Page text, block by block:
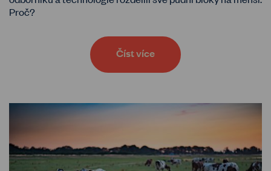
Proč?
Číst více